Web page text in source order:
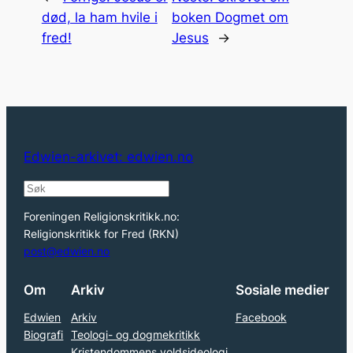
død, la ham hvile i
fred!
boken Dogmet om
Jesus
→
Edwien-arkivet: edwien.no
S
e
a
r
h
Foreningen Religionskritikk.no:
Religionskritikk for Fred (RKN)
post@edwien.no
Om
Edwien
Biografi
Arkiv
Arkiv
Teologi- og dogmekritikk
Sosiale medier
Facebook